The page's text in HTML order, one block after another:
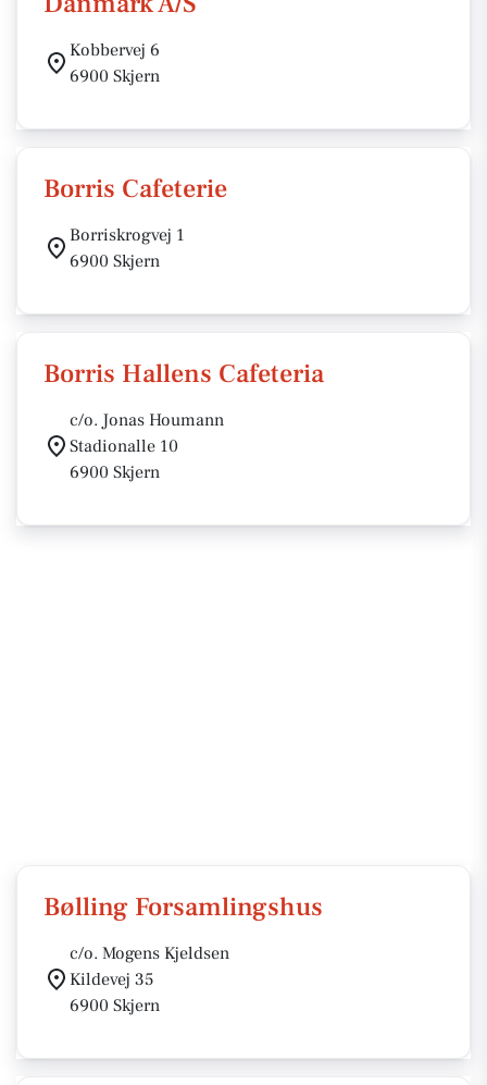
Kobbervej 6
6900 Skjern
Borris Cafeterie
Borriskrogvej 1
6900 Skjern
Borris Hallens Cafeteria
c/o. Jonas Houmann
Stadionalle 10
6900 Skjern
Bølling Forsamlingshus
c/o. Mogens Kjeldsen
Kildevej 35
6900 Skjern